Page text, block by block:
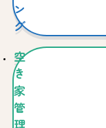
ン
グ
空
き
家
管
理